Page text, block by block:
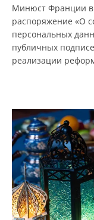
Минюст Франции
распоряжение «О
персональных
публичных
реализации